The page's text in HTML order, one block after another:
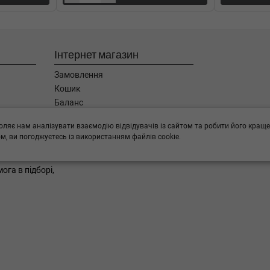
двигатель, Об'єм:
01-) (Тип: , Об'єм: 88cc,
0HP)
02-01) (Тип: Дизель, Об'єм:
Інтернет магазин
Замовлення
Кошик
Баланс
Бренди
в підборі,
нам аналізувати взаємодію відвідувачів із сайтом та робити його краще.
ви погоджуєтесь із використанням файлів cookie.